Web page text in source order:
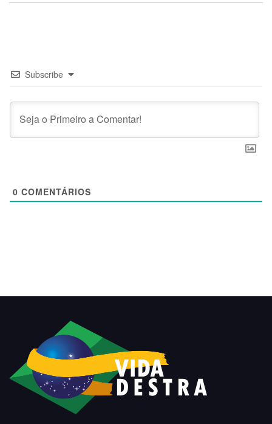
Subscribe
0 COMENTÁRIOS